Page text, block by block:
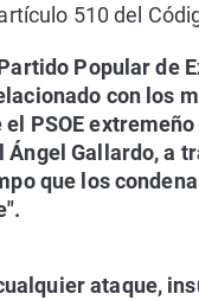
510 del
Popular de
con los
PSOE
Ángel Gallardo, a
que los condena
ataque,